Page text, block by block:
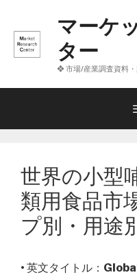
へ
マーケ
ター
❖ 市場/産業調査資料
世界の小型
類用食品市
プ別・用途
• 英文タイトル：